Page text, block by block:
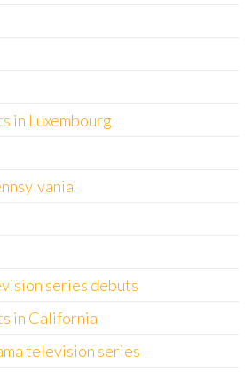
in Luxembourg
series debuts
in California
television series